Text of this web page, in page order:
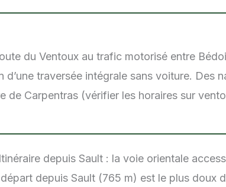
du Ventoux au trafic motorisé entre
d’une traversée intégrale sans voiture.
de Carpentras (vérifier les horaires sur
depuis Sault : la voie orientale
depuis Sault (765 m) est le plus doux